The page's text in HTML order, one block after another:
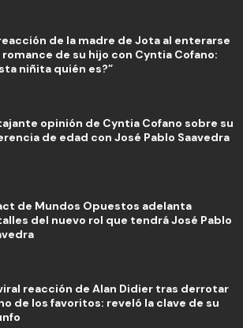
de la madre de Jota al enterarse
romance de su hijo con Cyntia Cofano:
niñita quién es?”
opinión de Cyntia Cofano sobre su
de edad con José Pablo Saavedra
de Mundos Opuestos adelanta
del nuevo rol que tendrá José Pablo
reacción de Alan Didier tras derrotar
de los favoritos: reveló la clave de su